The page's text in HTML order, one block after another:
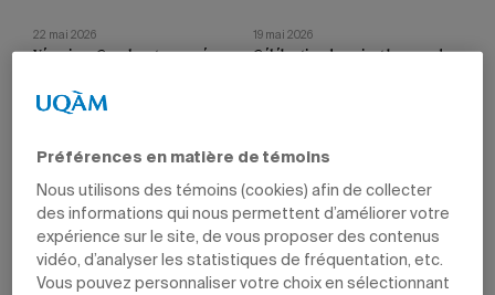
22 mai 2026
Véronique Cnockaert nommée
Succédant à Joanne Lalonde, la
professeure entrera en fonction à
19 mai 2026
Célébration des prix et bourses de
Préférences en matière de témoins
Nous utilisons des témoins (cookies) afin de collecter
des informations qui nous permettent d’améliorer votre
expérience sur le site, de vous proposer des contenus
vidéo, d’analyser les statistiques de fréquentation, etc.
Vous pouvez personnaliser votre choix en sélectionnant